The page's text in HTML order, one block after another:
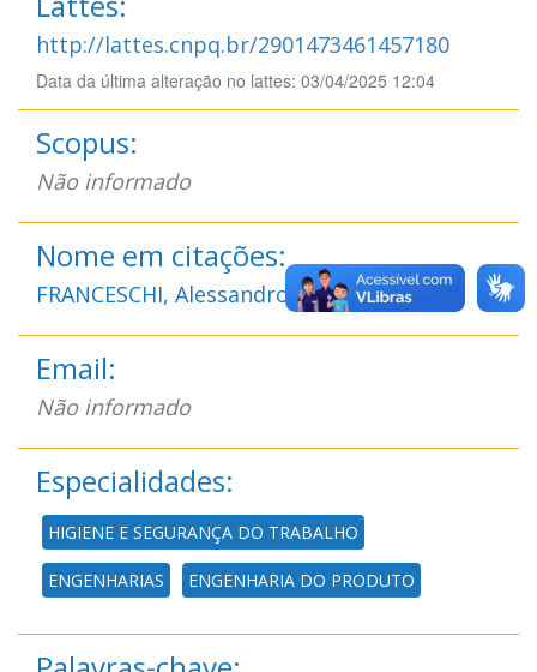
http://lattes.cnpq.br/2901473461457180
Data da última alteração no lattes: 03/04/2025 12:04
Scopus:
Não informado
Nome em citações:
FRANCESCHI, Alessandro de
Email:
Não informado
Especialidades:
HIGIENE E SEGURANÇA DO TRABALHO
ENGENHARIAS ENGENHARIA DO PRODUTO